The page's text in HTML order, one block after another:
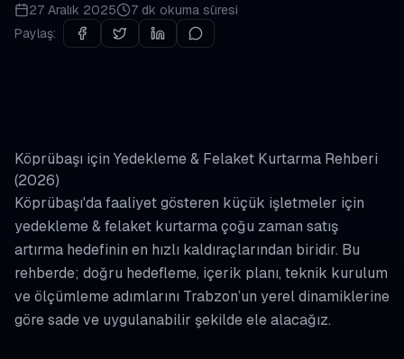
27 Aralık 2025 7 dk okuma süresi
Paylaş:
Köprübaşı için Yedekleme & Felaket Kurtarma Rehberi
(2026)
Köprübaşı'da faaliyet gösteren küçük işletmeler için
yedekleme & felaket kurtarma çoğu zaman satış
artırma hedefinin en hızlı kaldıraçlarından biridir. Bu
rehberde; doğru hedefleme, içerik planı, teknik kurulum
ve ölçümleme adımlarını Trabzon’un yerel dinamiklerine
göre sade ve uygulanabilir şekilde ele alacağız.